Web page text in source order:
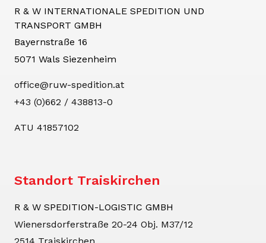
R & W INTERNATIONALE SPEDITION UND
TRANSPORT GMBH
Bayernstraße 16
5071 Wals Siezenheim
office@ruw-spedition.at
+43 (0)662 / 438813-0
ATU 41857102
Standort Traiskirchen
R & W SPEDITION-LOGISTIC GMBH
Wienersdorferstraße 20-24 Obj. M37/12